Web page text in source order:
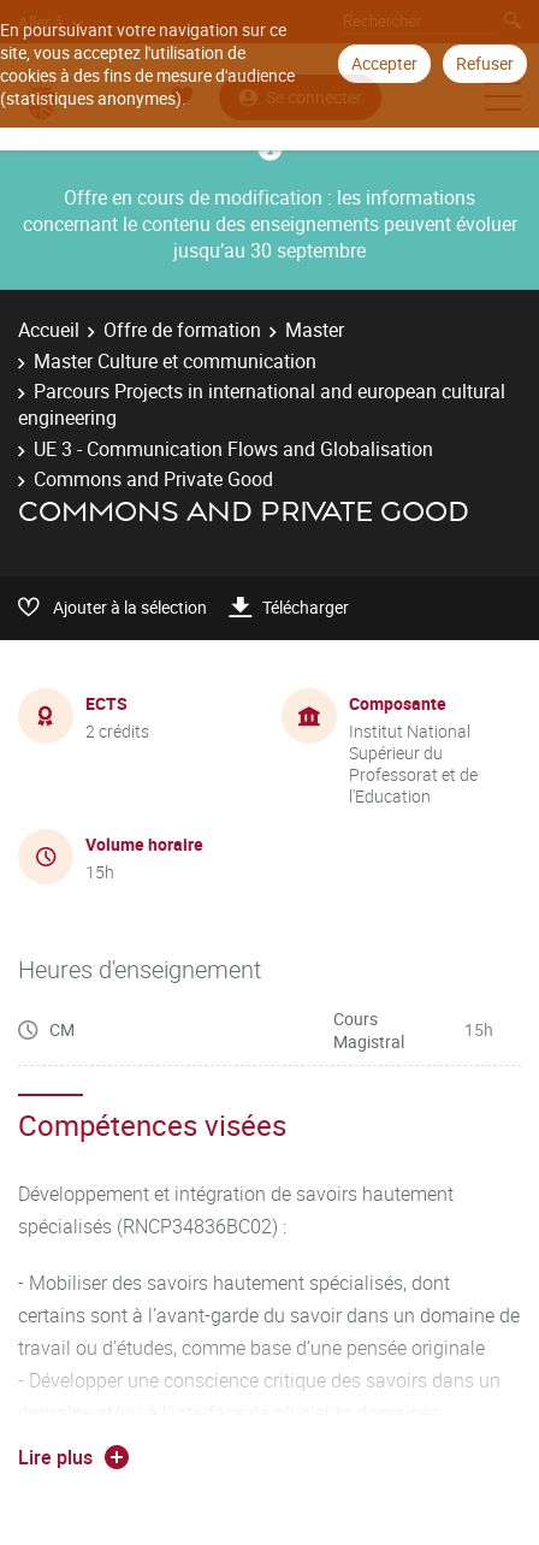
En poursuivant votre navigation sur ce
site, vous acceptez l'utilisation de
cookies à des fins de mesure d'audience
(statistiques anonymes).
Accepter Refuser
Aller à
Se connecter
Offre en cours de modification : les informations
concernant le contenu des enseignements peuvent évoluer
jusqu’au 30 septembre
Accueil Offre de formation
Master
Master Culture et communication
Parcours Projects in international and european cultural
engineering
UE 3 - Communication Flows and Globalisation
Commons and Private Good
COMMONS AND PRIVATE GOOD
Ajouter à la sélection Télécharger
ECTS
2 crédits
Composante
Institut National
Supérieur du
Professorat et de
l'Education
Volume horaire
15h
Heures d'enseignement
CM
Cours
Magistral
15h
Compétences visées
Développement et intégration de savoirs hautement
spécialisés (RNCP34836BC02) :
- Mobiliser des savoirs hautement spécialisés, dont
certains sont à l’avant-garde du savoir dans un domaine de
travail ou d’études, comme base d’une pensée originale
- Développer une conscience critique des savoirs dans un
- Résoudre des problèmes pour développer de nouveaux
savoirs et de nouvelles procédures et intégrer les savoirs de
Lire plus